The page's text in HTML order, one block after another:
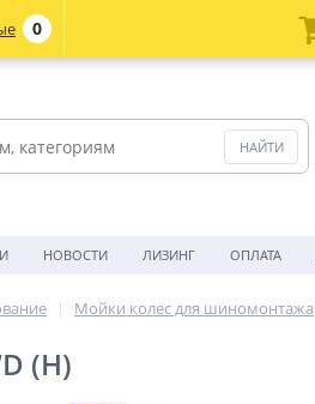
НОВОСТИ ЛИЗИНГ ОПЛАТА
Мойки колес для шиномонтажа
(H)
0